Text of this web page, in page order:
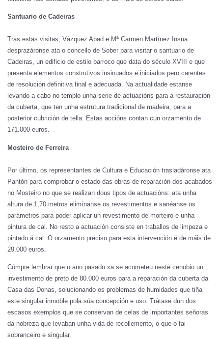
Santuario de Cadeiras
Tras estas visitas, Vázquez Abad e Mª Carmen Martínez Insua
desprazáronse ata o concello de Sober para visitar o santuario de
Cadeiras, un edificio de estilo barroco que data do século XVIII e que
presenta elementos construtivos insinuados e iniciados pero carentes
de resolución definitiva final e adecuada. Na actualidade estanse
levando a cabo no templo unha serie de actuacións para a restauración
da cuberta, que ten unha estrutura tradicional de madeira, para a
posterior cubrición de tella. Estas accións contan cun orzamento de
171.000 euros.
Mosteiro de Ferreira
Por último, os representantes de Cultura e Educación trasladáronse ata
Pantón para comprobar o estado das obras de reparación dos acabados
no Mosteiro no que se realizan dous tipos de actuacións: ata unha
altura de 1,70 metros elimínanse os revestimentos e sanéanse os
parámetros para poder aplicar un revestimento de morteiro e unha
pintura de cal. No resto a actuación consiste en traballos de limpeza e
pintado á cal. O orzamento preciso para esta intervención é de máis de
29.000 euros.
Cómpre lembrar que o ano pasado xa se acometeu neste cenobio un
investimento de preto de 80.000 euros para a reparación da cuberta da
Casa das Donas, solucionando os problemas de humidades que tiña
este singular inmoble pola súa concepción e uso. Trátase dun dos
escasos exemplos que se conservan de celas de importantes señoras
da nobreza que levaban unha vida de recollemento, o que o fai
sobranceiro e singular.